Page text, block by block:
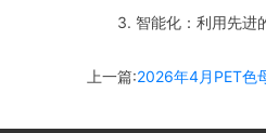
3. 智能化：利用先进的
上一篇:2026年4月PET色